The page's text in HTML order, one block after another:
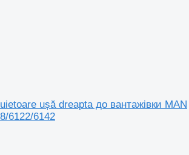
ușă dreapta до вантажівки MAN
6122/6142